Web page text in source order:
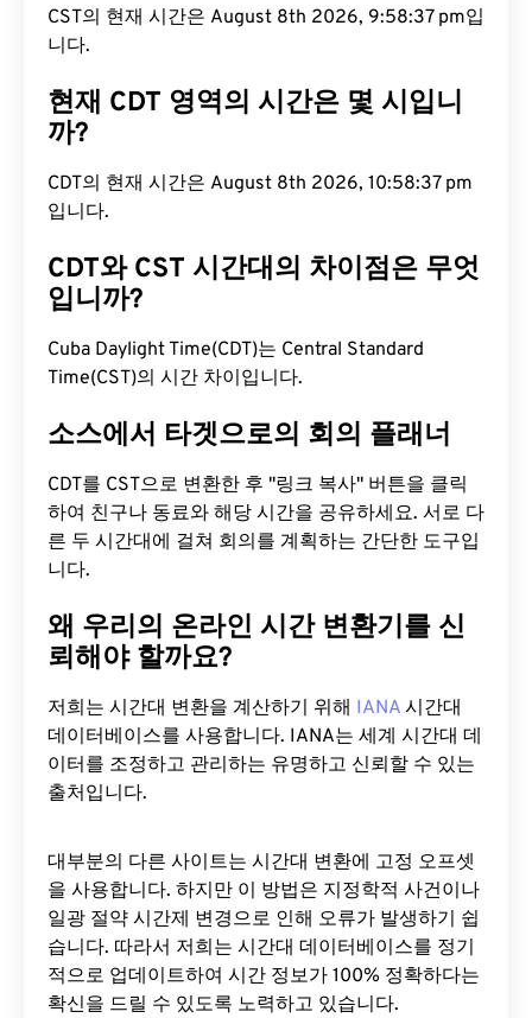
CST의 현재 시간은 August 8th 2026, 9:58:38 pm
입니다.
현재 CDT 영역의 시간은 몇 시입니
까?
CDT의 현재 시간은 August 8th 2026, 10:58:38 pm
입니다.
CDT와 CST 시간대의 차이점은 무엇
입니까?
Cuba Daylight Time(CDT)는 Central Standard
Time(CST)의 시간 차이입니다.
소스에서 타겟으로의 회의 플래너
CDT를 CST으로 변환한 후 "링크 복사" 버튼을 클릭
하여 친구나 동료와 해당 시간을 공유하세요. 서로 다
른 두 시간대에 걸쳐 회의를 계획하는 간단한 도구입
니다.
왜 우리의 온라인 시간 변환기를 신
뢰해야 할까요?
저희는 시간대 변환을 계산하기 위해 IANA 시간대
데이터베이스를 사용합니다. IANA는 세계 시간대 데
이터를 조정하고 관리하는 유명하고 신뢰할 수 있는
출처입니다.
대부분의 다른 사이트는 시간대 변환에 ​​고정 오프셋
을 사용합니다. 하지만 이 방법은 지정학적 사건이나
일광 절약 시간제 변경으로 인해 오류가 발생하기 쉽
습니다. 따라서 저희는 시간대 데이터베이스를 정기
적으로 업데이트하여 시간 정보가 100% 정확하다는
확신을 드릴 수 있도록 노력하고 있습니다.